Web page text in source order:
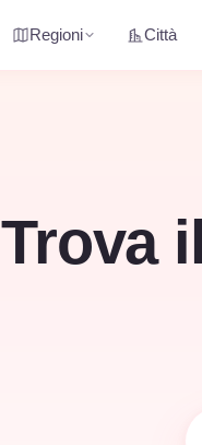
Regioni Città
Trova